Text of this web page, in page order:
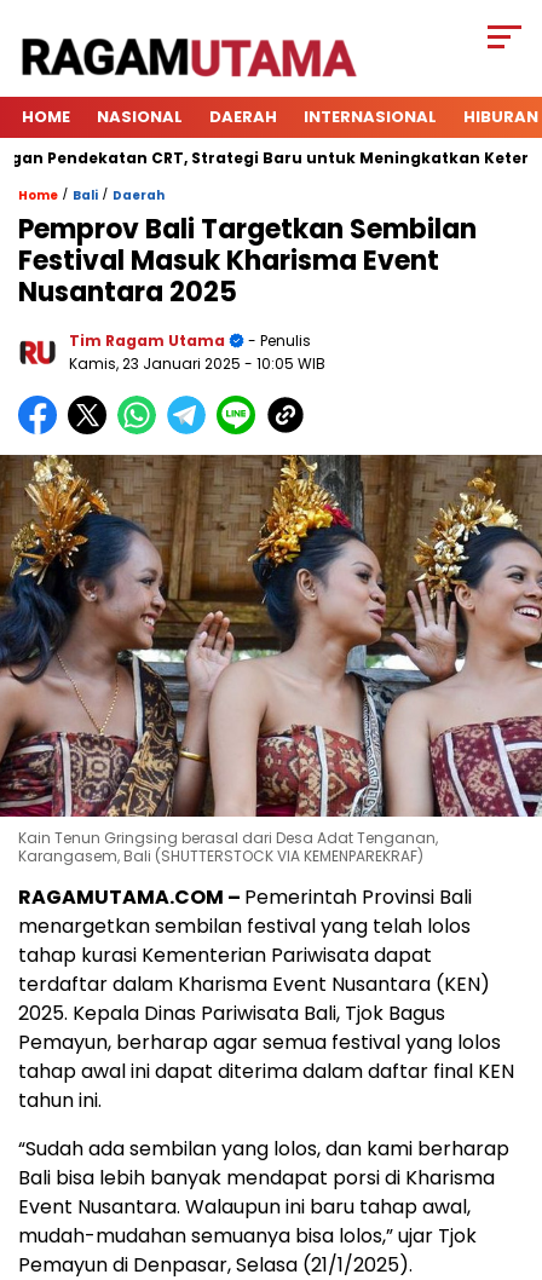
HOME NASIONAL DAERAH INTERNASIONAL HIBURAN
Pendekatan CRT, Strategi Baru untuk Meningkatkan
Home / Bali / Daerah
Pemprov Bali Targetkan Sembilan
Festival Masuk Kharisma Event
Nusantara 2025
Tim Ragam Utama
- Penulis
Kamis, 23 Januari 2025 - 10:05 WIB
Kain Tenun Gringsing berasal dari Desa Adat Tenganan,
Karangasem, Bali (SHUTTERSTOCK VIA KEMENPAREKRAF)
RAGAMUTAMA.COM – Pemerintah Provinsi Bali
menargetkan sembilan festival yang telah lolos
tahap kurasi Kementerian Pariwisata dapat
terdaftar dalam Kharisma Event Nusantara (KEN)
2025. Kepala Dinas Pariwisata Bali, Tjok Bagus
Pemayun, berharap agar semua festival yang lolos
tahap awal ini dapat diterima dalam daftar final KEN
tahun ini.
“Sudah ada sembilan yang lolos, dan kami berharap
Bali bisa lebih banyak mendapat porsi di Kharisma
Event Nusantara. Walaupun ini baru tahap awal,
mudah-mudahan semuanya bisa lolos,” ujar Tjok
Pemayun di Denpasar, Selasa (21/1/2025).